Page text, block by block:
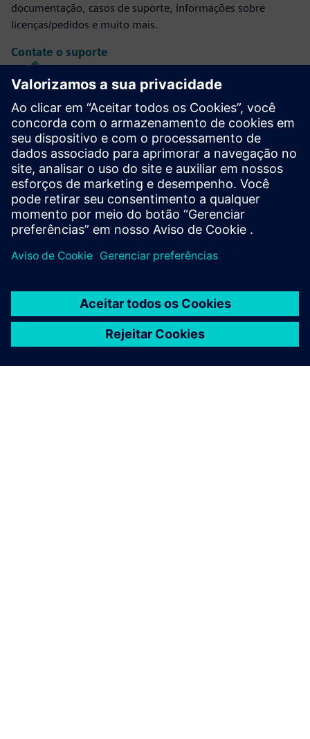
documentação, casos de suporte, informações sobre
licenças/pedidos e muito mais.
Contate o suporte
Projeto e fabricação do Calibre IC
O conjunto de ferramentas Calibre oferece verificação e
otimização de IC precisas, eficientes e abrangentes em
todos os nós de processo e estilos de design, minimizando
o uso de recursos e os cronogramas de eliminação.
Aprenda com especialistas